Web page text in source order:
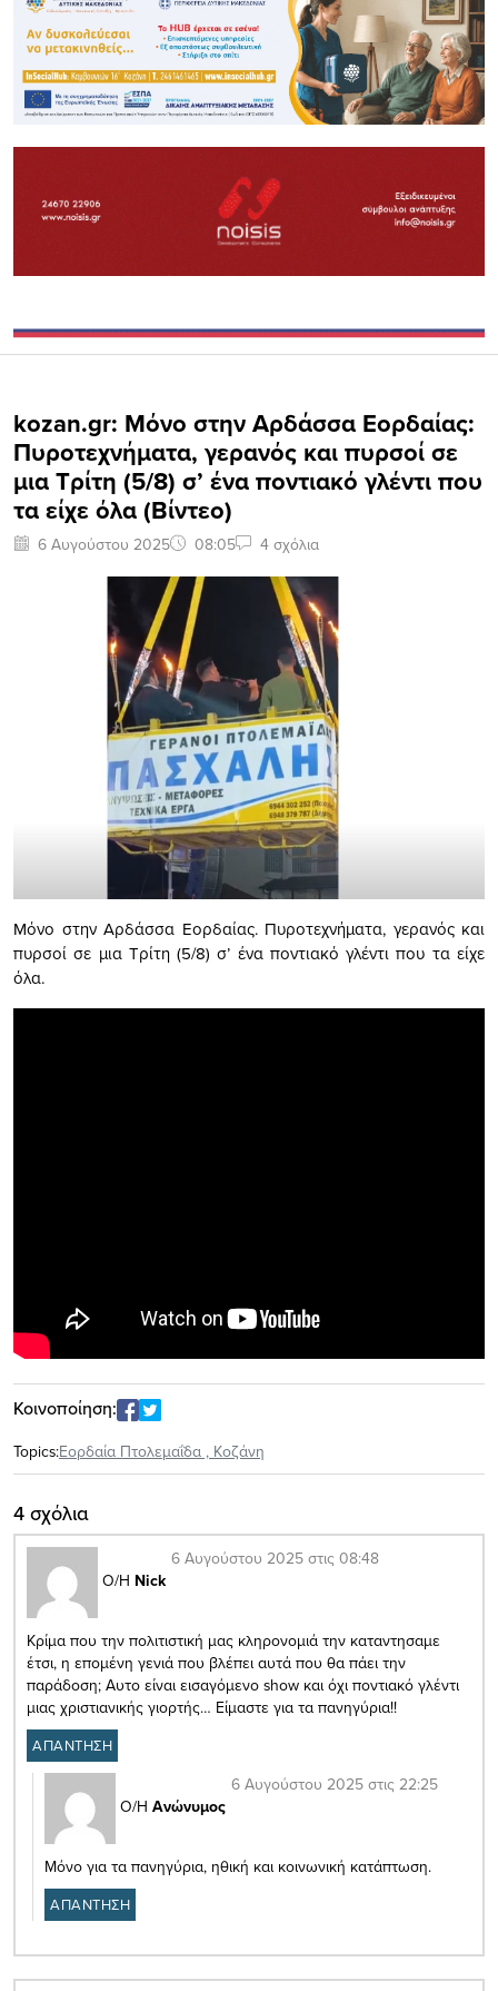
kozan.gr: Μόνο στην Αρδάσσα Εορδαίας:
Πυροτεχνήματα, γερανός και πυρσοί σε
μια Τρίτη (5/8) σ’ ένα ποντιακό γλέντι που
τα είχε όλα (Βίντεο)
6 Αυγούστου 2025 08:05 4 σχόλια
Μόνο στην Αρδάσσα Εορδαίας. Πυροτεχνήματα, γερανός και
πυρσοί σε μια Τρίτη (5/8) σ’ ένα ποντιακό γλέντι που τα είχε
όλα.
Κοινοποίηση:
Topics:Εορδαία Πτολεμαΐδα , Κοζάνη
4 σχόλια
Ο/Η Nick
6 Αυγούστου 2025 στις 08:48
Κρίμα που την πολιτιστική μας κληρονομιά την καταντησαμε
έτσι, η επομένη γενιά που βλέπει αυτά που θα πάει την
παράδοση; Αυτο είναι εισαγόμενο show και όχι ποντιακό γλέντι
μιας χριστιανικής γιορτής… Είμαστε για τα πανηγύρια!!
ΑΠΑΝΤΗΣΗ
Ο/Η Ανώνυμος
6 Αυγούστου 2025 στις 22:25
Μόνο για τα πανηγύρια, ηθική και κοινωνική κατάπτωση.
ΑΠΑΝΤΗΣΗ